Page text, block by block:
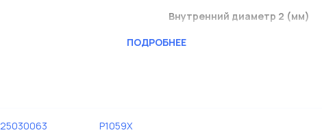
Внутренний диаметр 2 (мм)
Высота [мм]
ПОДРОБНЕЕ
P1059X